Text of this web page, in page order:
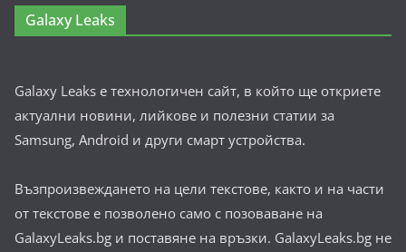
Galaxy Leaks
Galaxy Leaks е технологичен сайт, в който ще откриете
актуални новини, лийкове и полезни статии за
Samsung, Android и други смарт устройства.
Възпроизвеждането на цели текстове, както и на части
от текстове е позволено само с позоваване на
GalaxyLeaks.bg и поставяне на връзки. GalaxyLeaks.bg не